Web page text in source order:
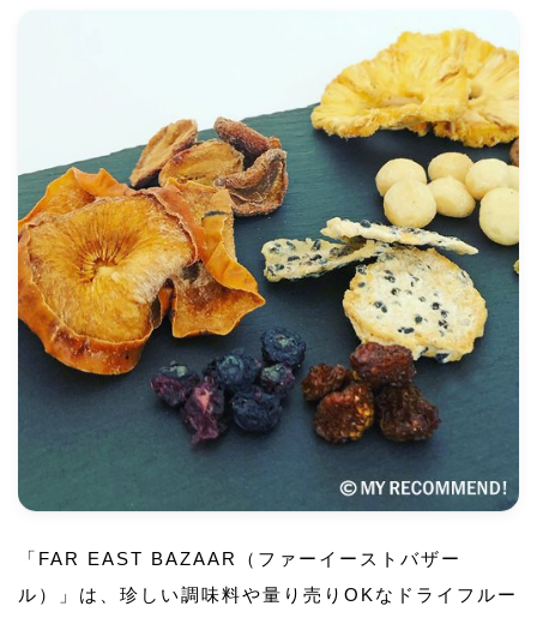
「FAR EAST BAZAAR（ファーイーストバザー
ル）」は、珍しい調味料や量り売りOKなドライフルー